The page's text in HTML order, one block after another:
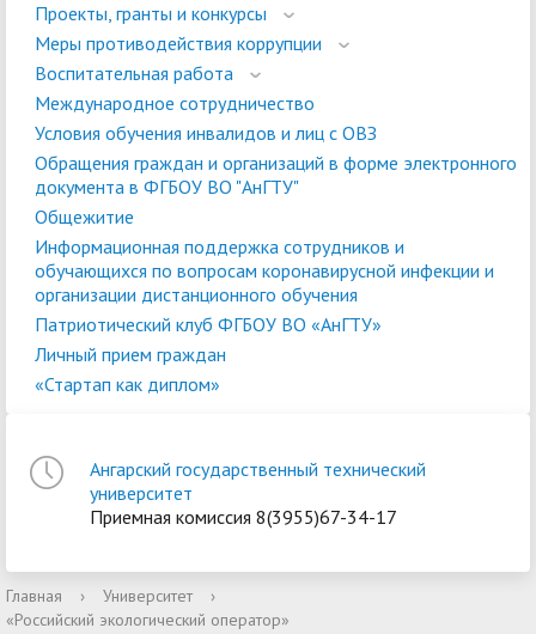
Проекты, гранты и конкурсы
Меры противодействия коррупции
Воспитательная работа
Международное сотрудничество
Условия обучения инвалидов и лиц с ОВЗ
Обращения граждан и организаций в форме электронного
документа в ФГБОУ ВО "АнГТУ"
Общежитие
Информационная поддержка сотрудников и
обучающихся по вопросам коронавирусной инфекции и
организации дистанционного обучения
Патриотический клуб ФГБОУ ВО «АнГТУ»
Личный прием граждан
«Стартап как диплом»
Ангарский государственный технический
университет
Приемная комиссия 8(3955)67-34-17
Главная › Университет
›
«Российский экологический оператор»